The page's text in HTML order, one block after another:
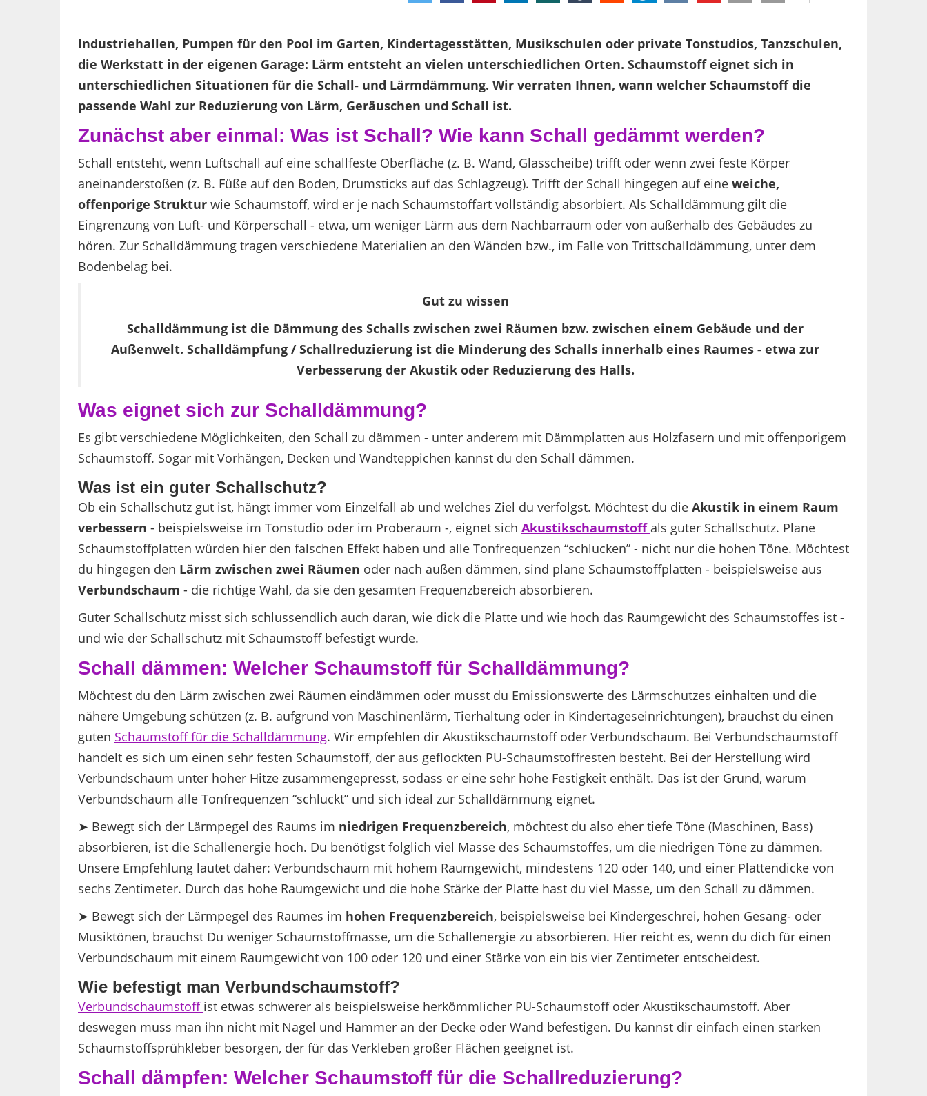
Industriehallen, Pumpen für den Pool im Garten, Kindertagesstätten, Musikschulen oder private Tonstudios, Tanzschulen,
die Werkstatt in der eigenen Garage: Lärm entsteht an vielen unterschiedlichen Orten. Schaumstoff eignet sich in
unterschiedlichen Situationen für die Schall- und Lärmdämmung. Wir verraten Ihnen, wann welcher Schaumstoff die
passende Wahl zur Reduzierung von Lärm, Geräuschen und Schall ist.
Zunächst aber einmal: Was ist Schall? Wie kann Schall gedämmt werden?
Schall entsteht, wenn Luftschall auf eine schallfeste Oberfläche (z. B. Wand, Glasscheibe) trifft oder wenn zwei feste Körper
aneinanderstoßen (z. B. Füße auf den Boden, Drumsticks auf das Schlagzeug). Trifft der Schall hingegen auf eine weiche,
offenporige Struktur wie Schaumstoff, wird er je nach Schaumstoffart vollständig absorbiert. Als Schalldämmung gilt die
Eingrenzung von Luft- und Körperschall - etwa, um weniger Lärm aus dem Nachbarraum oder von außerhalb des Gebäudes zu
hören. Zur Schalldämmung tragen verschiedene Materialien an den Wänden bzw., im Falle von Trittschalldämmung, unter dem
Bodenbelag bei.
Gut zu wissen
Schalldämmung ist die Dämmung des Schalls zwischen zwei Räumen bzw. zwischen einem Gebäude und der
Außenwelt. Schalldämpfung / Schallreduzierung ist die Minderung des Schalls innerhalb eines Raumes - etwa zur
Verbesserung der Akustik oder Reduzierung des Halls.
Was eignet sich zur Schalldämmung?
Es gibt verschiedene Möglichkeiten, den Schall zu dämmen - unter anderem mit Dämmplatten aus Holzfasern und mit offenporigem
Schaumstoff. Sogar mit Vorhängen, Decken und Wandteppichen kannst du den Schall dämmen.
Was ist ein guter Schallschutz?
Ob ein Schallschutz gut ist, hängt immer vom Einzelfall ab und welches Ziel du verfolgst. Möchtest du die Akustik in einem Raum
verbessern - beispielsweise im Tonstudio oder im Proberaum -, eignet sich Akustikschaumstoff als guter Schallschutz. Plane
Schaumstoffplatten würden hier den falschen Effekt haben und alle Tonfrequenzen “schlucken” - nicht nur die hohen Töne. Möchtest
du hingegen den Lärm zwischen zwei Räumen oder nach außen dämmen, sind plane Schaumstoffplatten - beispielsweise aus
Verbundschaum - die richtige Wahl, da sie den gesamten Frequenzbereich absorbieren.
Guter Schallschutz misst sich schlussendlich auch daran, wie dick die Platte und wie hoch das Raumgewicht des Schaumstoffes ist -
und wie der Schallschutz mit Schaumstoff befestigt wurde.
Schall dämmen: Welcher Schaumstoff für Schalldämmung?
Möchtest du den Lärm zwischen zwei Räumen eindämmen oder musst du Emissionswerte des Lärmschutzes einhalten und die
nähere Umgebung schützen (z. B. aufgrund von Maschinenlärm, Tierhaltung oder in Kindertageseinrichtungen), brauchst du einen
guten Schaumstoff für die Schalldämmung. Wir empfehlen dir Akustikschaumstoff oder Verbundschaum. Bei Verbundschaumstoff
handelt es sich um einen sehr festen Schaumstoff, der aus geflockten PU-Schaumstoffresten besteht. Bei der Herstellung wird
Verbundschaum unter hoher Hitze zusammengepresst, sodass er eine sehr hohe Festigkeit enthält. Das ist der Grund, warum
Verbundschaum alle Tonfrequenzen “schluckt” und sich ideal zur Schalldämmung eignet.
➤ Bewegt sich der Lärmpegel des Raums im niedrigen Frequenzbereich, möchtest du also eher tiefe Töne (Maschinen, Bass)
absorbieren, ist die Schallenergie hoch. Du benötigst folglich viel Masse des Schaumstoffes, um die niedrigen Töne zu dämmen.
Unsere Empfehlung lautet daher: Verbundschaum mit hohem Raumgewicht, mindestens 120 oder 140, und einer Plattendicke von
sechs Zentimeter. Durch das hohe Raumgewicht und die hohe Stärke der Platte hast du viel Masse, um den Schall zu dämmen.
➤ Bewegt sich der Lärmpegel des Raumes im hohen Frequenzbereich, beispielsweise bei Kindergeschrei, hohen Gesang- oder
Musiktönen, brauchst Du weniger Schaumstoffmasse, um die Schallenergie zu absorbieren. Hier reicht es, wenn du dich für einen
Verbundschaum mit einem Raumgewicht von 100 oder 120 und einer Stärke von ein bis vier Zentimeter entscheidest.
Wie befestigt man Verbundschaumstoff?
Verbundschaumstoff ist etwas schwerer als beispielsweise herkömmlicher PU-Schaumstoff oder Akustikschaumstoff. Aber
deswegen muss man ihn nicht mit Nagel und Hammer an der Decke oder Wand befestigen. Du kannst dir einfach einen starken
Schaumstoffsprühkleber besorgen, der für das Verkleben großer Flächen geeignet ist.
Schall dämpfen: Welcher Schaumstoff für die Schallreduzierung?